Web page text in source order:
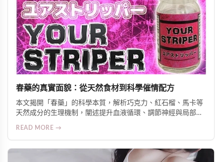
春藥的真實面貌：從天然食材到科學催情配方
本文揭開「春藥」的科學本質，解析巧克力、紅石榴、馬卡等
天然成分的生理機制，闡述提升血液循環、調節神經與局部升
READ MORE →